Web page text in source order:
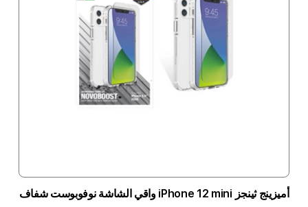
أميزينج ثينجز iPhone 12 mini واقي الشاشة نوفوبوست شفاف